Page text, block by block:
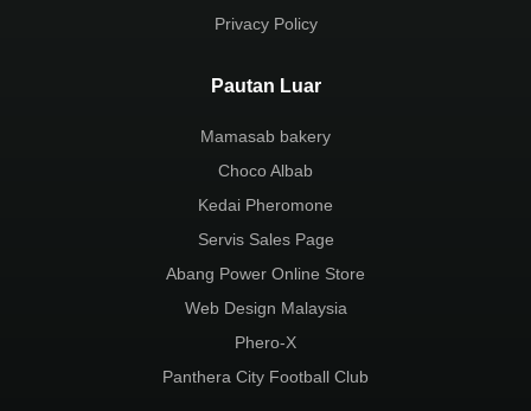
Privacy Policy
Pautan Luar
Mamasab bakery
Choco Albab
Kedai Pheromone
Servis Sales Page
Abang Power Online Store
Web Design Malaysia
Phero-X
Panthera City Football Club